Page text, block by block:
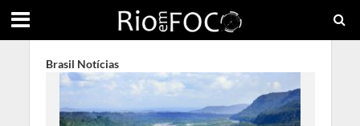
Brasil Notícias